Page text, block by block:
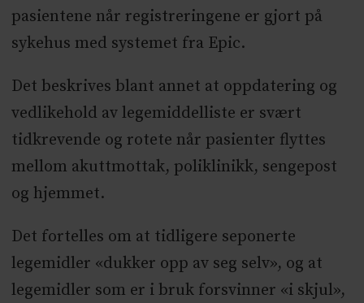
pasientene når registreringene er gjort på
sykehus med systemet fra Epic.
Det beskrives blant annet at oppdatering og
vedlikehold av legemiddelliste er svært
tidkrevende og rotete når pasienter flyttes
mellom akuttmottak, poliklinikk, sengepost
og hjemmet.
Det fortelles om at tidligere seponerte
legemidler «dukker opp av seg selv», og at
legemidler som er i bruk forsvinner «i skjul»,